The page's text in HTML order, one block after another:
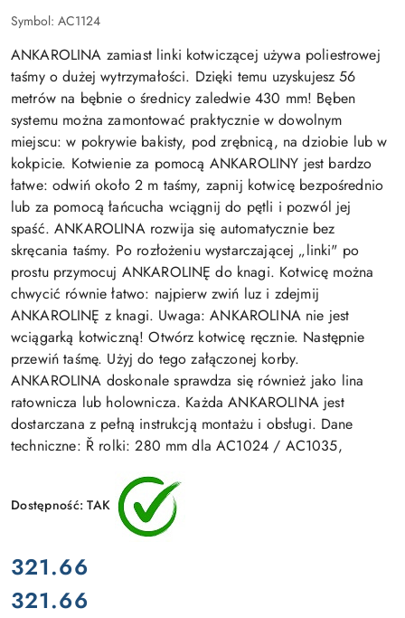
Symbol: AC1124
ANKAROLINA zamiast linki kotwiczącej używa poliestrowej
taśmy o dużej wytrzymałości. Dzięki temu uzyskujesz 56
metrów na bębnie o średnicy zaledwie 430 mm! Bęben
systemu można zamontować praktycznie w dowolnym
miejscu: w pokrywie bakisty, pod zrębnicą, na dziobie lub w
kokpicie. Kotwienie za pomocą ANKAROLINY jest bardzo
łatwe: odwiń około 2 m taśmy, zapnij kotwicę bezpośrednio
lub za pomocą łańcucha wciągnij do pętli i pozwól jej
spaść. ANKAROLINA rozwija się automatycznie bez
skręcania taśmy. Po rozłożeniu wystarczającej „linki" po
prostu przymocuj ANKAROLINĘ do knagi. Kotwicę można
chwycić równie łatwo: najpierw zwiń luz i zdejmij
ANKAROLINĘ z knagi. Uwaga: ANKAROLINA nie jest
wciągarką kotwiczną! Otwórz kotwicę ręcznie. Następnie
przewiń taśmę. Użyj do tego załączonej korby.
ANKAROLINA doskonale sprawdza się również jako lina
ratownicza lub holownicza. Każda ANKAROLINA jest
dostarczana z pełną instrukcją montażu i obsługi. Dane
techniczne: Ř rolki: 280 mm dla AC1024 / AC1035,
Dostępność:TAK
cena:
321.66
Cena:
321.66